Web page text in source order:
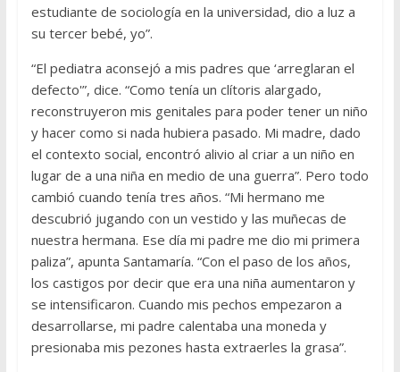
estudiante de sociología en la universidad, dio a luz a
su tercer bebé, yo”.
“El pediatra aconsejó a mis padres que ‘arreglaran el
defecto'”, dice. “Como tenía un clítoris alargado,
reconstruyeron mis genitales para poder tener un niño
y hacer como si nada hubiera pasado. Mi madre, dado
el contexto social, encontró alivio al criar a un niño en
lugar de a una niña en medio de una guerra”. Pero todo
cambió cuando tenía tres años. “Mi hermano me
descubrió jugando con un vestido y las muñecas de
nuestra hermana. Ese día mi padre me dio mi primera
paliza”, apunta Santamaría. “Con el paso de los años,
los castigos por decir que era una niña aumentaron y
se intensificaron. Cuando mis pechos empezaron a
desarrollarse, mi padre calentaba una moneda y
presionaba mis pezones hasta extraerles la grasa”.